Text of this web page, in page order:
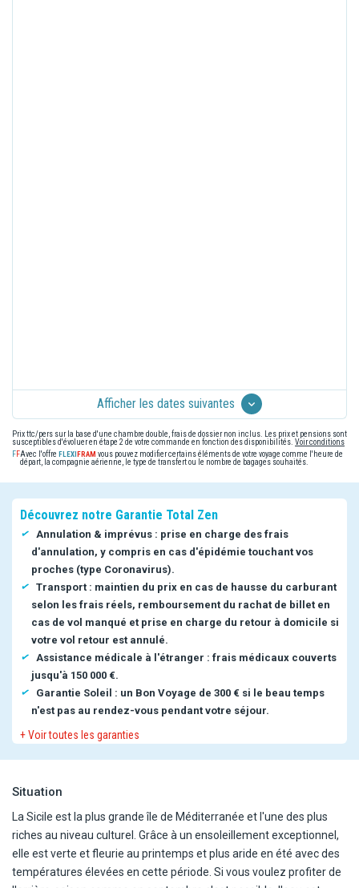
Afficher les dates suivantes
Prix ttc/pers sur la base d'une chambre double, frais de dossier non inclus. Les prix et pensions sont
susceptibles d'évoluer en étape 2 de votre commande en fonction des disponibilités. Voir conditions
Avec l'offre
vous pouvez modifier certains éléments de votre voyage comme l'heure de
départ, la compagnie aérienne, le type de transfert ou le nombre de bagages souhaités.
Découvrez notre Garantie Total Zen
Annulation & imprévus : prise en charge des frais
d'annulation, y compris en cas d'épidémie touchant vos
proches (type Coronavirus).
Transport : maintien du prix en cas de hausse du carburant
selon les frais réels, remboursement du rachat de billet en
cas de vol manqué et prise en charge du retour à domicile si
votre vol retour est annulé.
Assistance médicale à l'étranger : frais médicaux couverts
jusqu'à 150 000 €.
Garantie Soleil : un Bon Voyage de 300 € si le beau temps
n'est pas au rendez-vous pendant votre séjour.
+ Voir toutes les garanties
Situation
La Sicile est la plus grande île de Méditerranée et l'une des plus
riches au niveau culturel. Grâce à un ensoleillement exceptionnel,
elle est verte et fleurie au printemps et plus aride en été avec des
températures élevées en cette période. Si vous voulez profiter de